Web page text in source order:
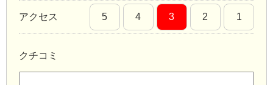
アクセス 5 4 3 2 1
クチコミ